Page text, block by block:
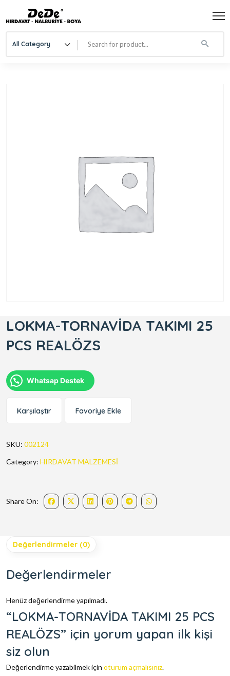
All Category
LOKMA-TORNAVİDA TAKIMI 25
PCS REALÖZS
Whatsap Destek
Karşılaştır Favoriye Ekle
SKU: 002124
Category: HIRDAVAT MALZEMESİ
Share On:
Değerlendirmeler (0)
Değerlendirmeler
Henüz değerlendirme yapılmadı.
“LOKMA-TORNAVİDA TAKIMI 25 PCS
REALÖZS” için yorum yapan ilk kişi
siz olun
Değerlendirme yazabilmek için oturum açmalısınız.